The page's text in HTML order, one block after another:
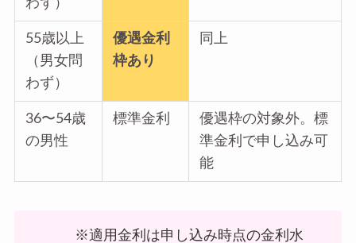
55歳以上
（男女問
わず）
優遇金利
枠あり
同上
36〜54歳
の男性
標準金利
優遇枠の対象外。標
準金利で申し込み可
能
※適用金利は申し込み時点の金利水